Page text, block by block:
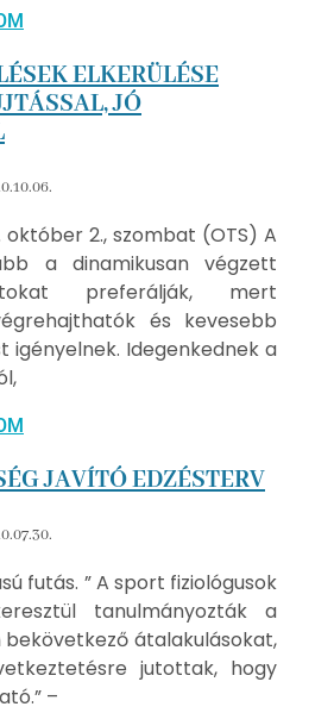
ELKERÜLÉSE
JÓ
október 2., szombat (OTS) A
a dinamikusan végzett
preferálják, mert
és kevesebb
igényelnek. Idegenkednek a
JAVÍTÓ EDZÉSTERV
futás. ” A sport fiziológusok
tanulmányozták a
bekövetkező átalakulásokat,
jutottak, hogy
–